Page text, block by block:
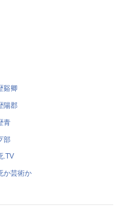
谿卿
陽郡
青
部
.TV
か芸術か